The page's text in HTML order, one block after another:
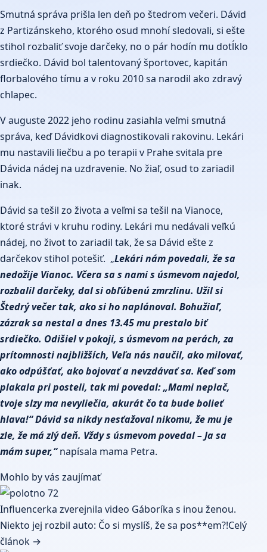
Smutná správa prišla len deň po štedrom večeri. Dávid
z Partizánskeho, ktorého osud mnohí sledovali, si ešte
stihol rozbaliť svoje darčeky, no o pár hodín mu dotĺklo
srdiečko. Dávid bol talentovaný športovec, kapitán
florbalového tímu a v roku 2010 sa narodil ako zdravý
chlapec.
V auguste 2022 jeho rodinu zasiahla veľmi smutná
správa, keď Dávidkovi diagnostikovali rakovinu. Lekári
mu nastavili liečbu a po terapii v Prahe svitala pre
Dávida nádej na uzdravenie. No žiaľ, osud to zariadil
inak.
Dávid sa tešil zo života a veľmi sa tešil na Vianoce,
ktoré strávi v kruhu rodiny. Lekári mu nedávali veľkú
nádej, no život to zariadil tak, že sa Dávid ešte z
darčekov stihol potešiť. „Lekári nám povedali, že sa
nedožije Vianoc. Včera sa s nami s úsmevom najedol,
rozbalil darčeky, dal si obľúbenú zmrzlinu. Užil si
Štedrý večer tak, ako si ho naplánoval. Bohužiaľ,
zázrak sa nestal a dnes 13.45 mu prestalo biť
srdiečko. Odišiel v pokoji, s úsmevom na perách, za
prítomnosti najbližších, Veľa nás naučil, ako milovať,
ako odpúšťať, ako bojovať a nevzdávať sa. Keď som
plakala pri posteli, tak mi povedal: „Mami neplač,
tvoje slzy ma nevyliečia, akurát čo ta bude bolieť
hlava!“ Dávid sa nikdy nesťažoval nikomu, že mu je
zle, že má zlý deň. Vždy s úsmevom povedal – Ja sa
mám super,“napísala mama Petra.
Mohlo by vás zaujímať
Influencerka zverejnila video Gáboríka s inou ženou.
Niekto jej rozbil auto: Čo si myslíš, že sa pos**em?!Celý
článok →